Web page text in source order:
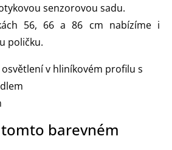
senzorovou sadu.
56, 66 a 86 cm nabízíme i
poličku.
osvětlení v hliníkovém profilu s
barevném